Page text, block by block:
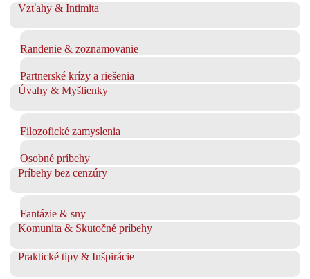
Vzťahy & Intimita
Randenie & zoznamovanie
Partnerské krízy a riešenia
Úvahy & Myšlienky
Filozofické zamyslenia
Osobné príbehy
Príbehy bez cenzúry
Fantázie & sny
Komunita & Skutočné príbehy
Praktické tipy & Inšpirácie